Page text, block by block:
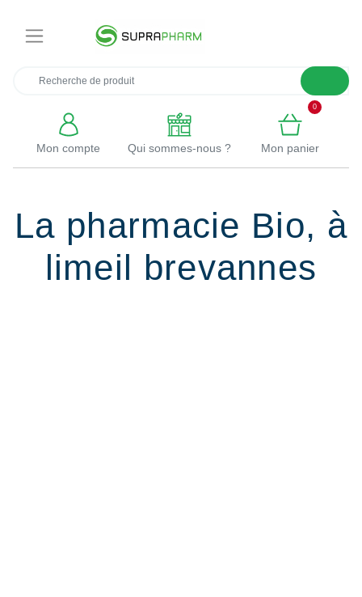
Mon compte Qui sommes-nous ? Mon panier
0
La pharmacie Bio, à
limeil brevannes